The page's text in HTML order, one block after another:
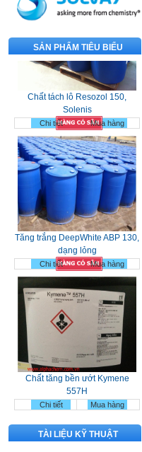
SẢN PHẨM TIÊU BIỂU
Chất tách lô Resozol 150,
Solenis
Chi tiết Mua hàng
Tăng trắng DeepWhite ABP 130,
dạng lỏng
Chi tiết Mua hàng
Chất tăng bền ướt Kymene
557H
Chi tiết Mua hàng
TÀI LIỆU KỸ THUẬT